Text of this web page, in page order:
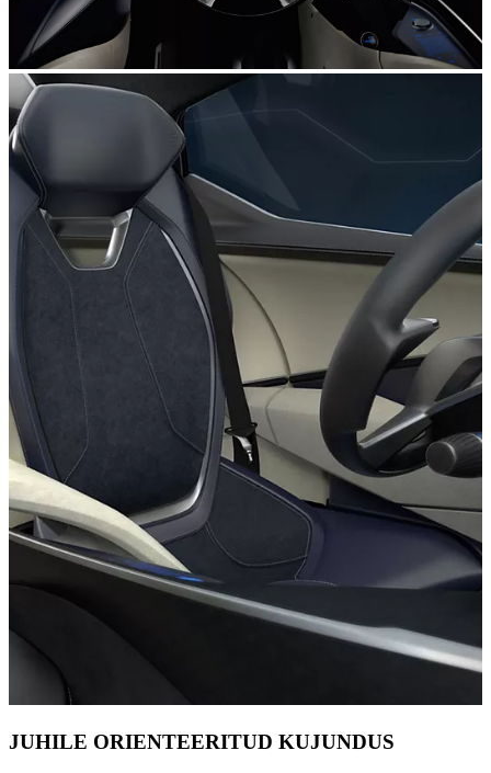
JUHILE ORIENTEERITUD KUJUNDUS